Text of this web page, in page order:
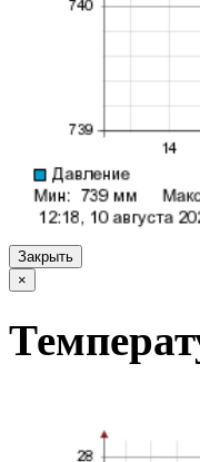
Закрыть
×